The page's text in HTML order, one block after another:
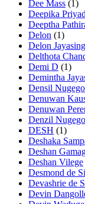
Dee Mass (1)
Deepika
Deeptha
Delon (1)
Delon
Delthota
Demi D (1)
Demintha
Densil
Denuwan
Denuwan
Denzil
DESH (1)
Deshaka
Deshan
Deshan Vilege
Desmond de
Devashrie de
Devin